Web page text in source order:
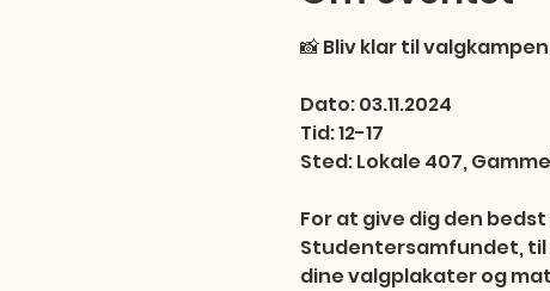
📸 Bliv klar til
Dato: 03.11.2024
Tid: 12-17
Sted: Lokale 407,
For at give dig den
Studentersamfundet,
dine valgplakater og